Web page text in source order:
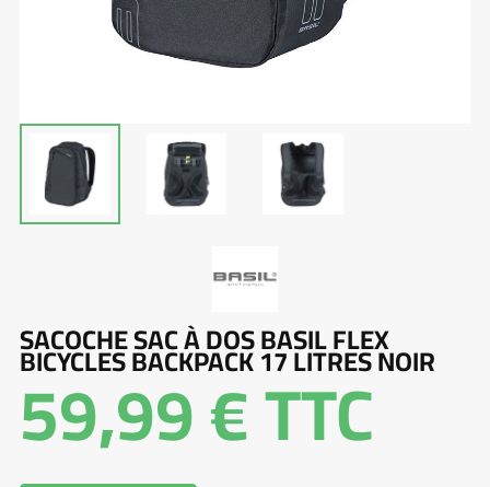
SACOCHE SAC À DOS BASIL FLEX
BICYCLES BACKPACK 17 LITRES NOIR
59,99 €TTC